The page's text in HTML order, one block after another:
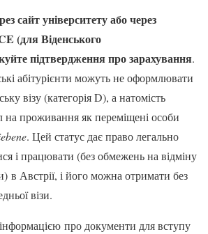
сайт університету або через
(для Віденського
підтвердження про зарахування.
абітурієнти можуть не оформлювати
візу (категорія D), а натомість
на проживання як переміщені особи
. Цей статус дає право легально
і працювати (без обмежень на відміну
в Австрії, і його можна отримати без
візи.
про документи для вступу